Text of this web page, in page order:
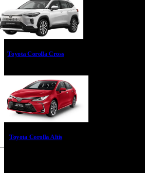
Toyota Corolla Cross
Toyota Corolla Altis